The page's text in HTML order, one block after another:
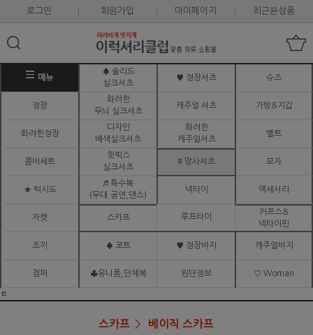
로그인 회원가입 마이페이지 최근본상품
메뉴
♠ 솔리드
실크셔츠
♥ 정장셔츠 슈즈
정장
화려한
무늬 실크셔츠
캐주얼 셔츠 가방&지갑
화려한정장
디자인
배색실크셔츠
화려한
캐주얼셔츠
벨트
콤비세트
핫픽스
실크셔츠
# 망사셔츠 모자
★ 턱시도
♬ 특수복
(무대.공연,댄스)
넥타이 액세서리
자켓 스카프 루프타이
커프스&
넥타이핀
조끼 ♠ 코트 ♥ 정장바지 캐주얼바지
점퍼 ♣유니폼,단체복 원단정보 ♡ Woman
ㅌ
스카프 베이직 스카프